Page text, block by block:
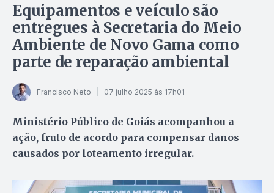
Equipamentos e veículo são
entregues à Secretaria do Meio
Ambiente de Novo Gama como
parte de reparação ambiental
Francisco Neto 07 julho 2025 às 17h01
Ministério Público de Goiás acompanhou a
ação, fruto de acordo para compensar danos
causados por loteamento irregular.